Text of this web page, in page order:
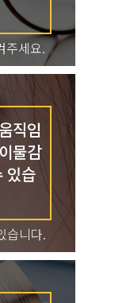
주세요.
직임
이물감
있습
습니다.